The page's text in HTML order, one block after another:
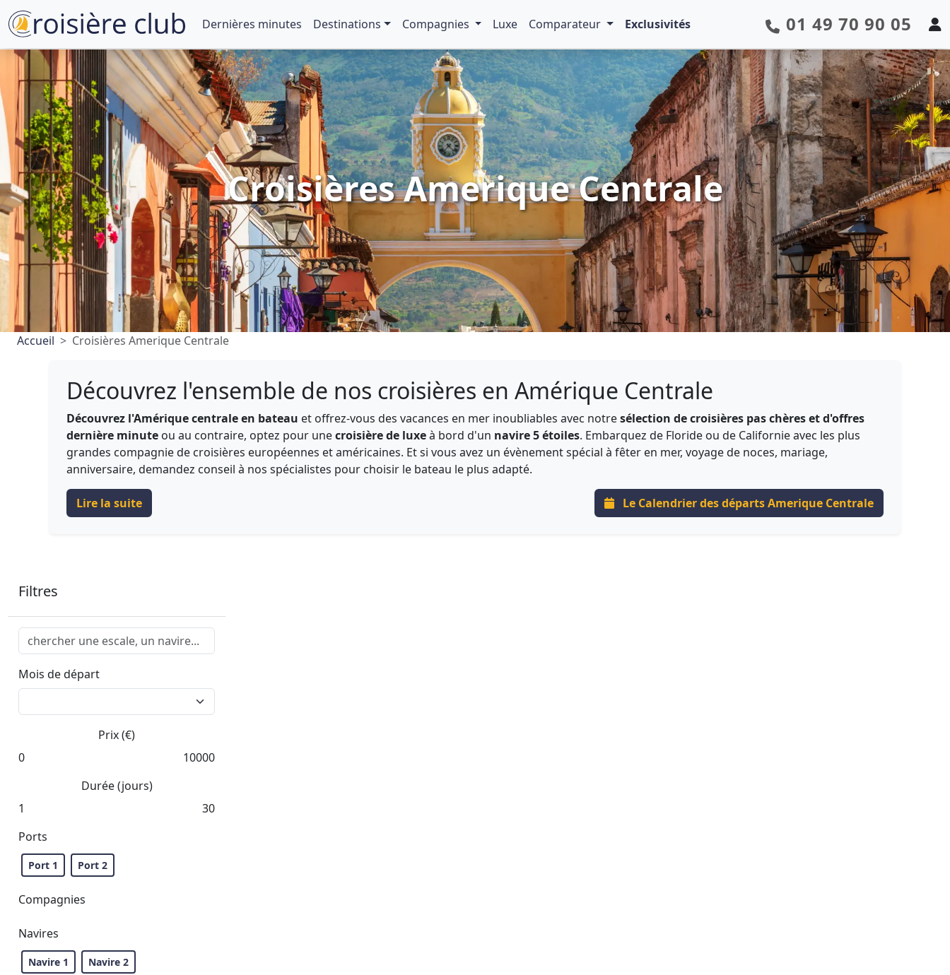
Dernières minutes Destinations Compagnies Luxe Comparateur Exclusivités 01 49 70 90 05
Croisières Amerique Centrale
Accueil Croisières Amerique Centrale
Découvrez l'ensemble de nos croisières en Amérique Centrale
Découvrez l'Amérique centrale en bateau et offrez-vous des vacances en mer inoubliables avec notresélection de croisières pas chères et d'offres
dernière minute ou au contraire, optez pour unecroisière de luxeà bord d'un navire 5 étoiles. Embarquez de Floride ou de Californie avec les plus
grandes compagnie de croisières européennes et américaines. Et si vous avez un évènement spécial à fêter en mer, voyage de noces, mariage,
anniversaire, demandez conseil à nos spécialistes pour choisir le bateau le plus adapté.
Lire la suite Le Calendrier des départs Amerique Centrale
Filtres
Mois de départ
Prix (€)
0
10000
Durée (jours)
1
30
Ports
Port 1 Port 2
Compagnies
Navires
Navire 1 Navire 2